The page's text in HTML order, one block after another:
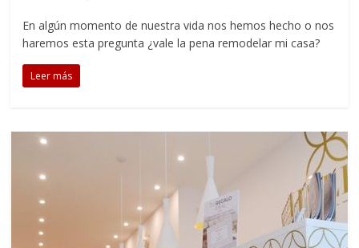
En algún momento de nuestra vida nos hemos hecho o nos
haremos esta pregunta ¿vale la pena remodelar mi casa?
Leer más